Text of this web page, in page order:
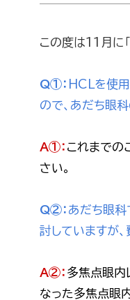
この度は11月に
Q①： HCLを使
ので、あだち眼
A①： これまでの
さい。
Q②： あだち眼科
討していますが
A②： 多焦点眼内
なった多焦点眼